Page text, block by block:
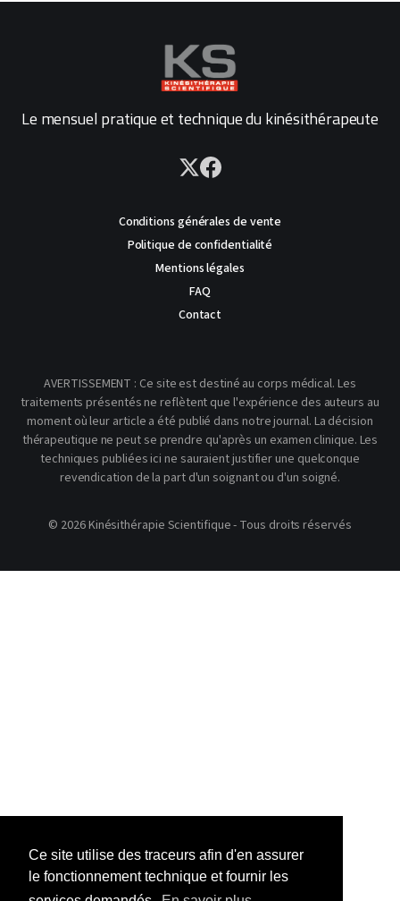
Ce site utilise des traceurs afin d'en assurer
le fonctionnement technique et fournir les
Le mensuel pratique et technique du kinésithérapeute
Conditions générales de vente
Politique de confidentialité
Mentions légales
FAQ
Contact
AVERTISSEMENT : Ce site est destiné au corps médical. Les
traitements présentés ne reflètent que l'expérience des auteurs au
moment où leur article a été publié dans notre journal. La décision
thérapeutique ne peut se prendre qu'après un examen clinique. Les
techniques publiées ici ne sauraient justifier une quelconque
revendication de la part d'un soignant ou d'un soigné.
© 2026 Kinésithérapie Scientifique - Tous droits réservés